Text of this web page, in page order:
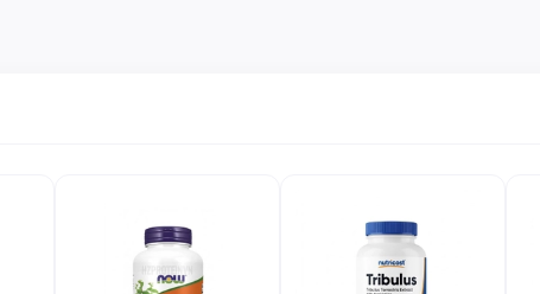
Hàm lượng tối ưu